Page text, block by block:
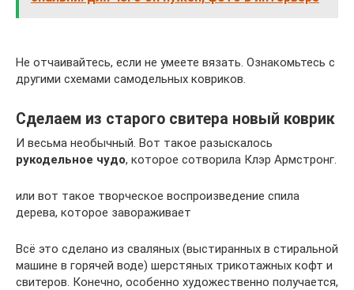
Не отчаивайтесь, если не умеете вязать. Ознакомьтесь с
другими схемами самодельных ковриков.
Сделаем из старого свитера новый коврик
И весьма необычный. Вот такое разыскалось
рукодельное чудо, которое сотворила Клэр Армстронг.
или вот такое творческое воспроизведение спила
дерева, которое завораживает
Всё это сделано из сваляных (выстиранных в стиральной
машине в горячей воде) шерстяных трикотажных кофт и
свитеров. Конечно, особенно художественно получается,